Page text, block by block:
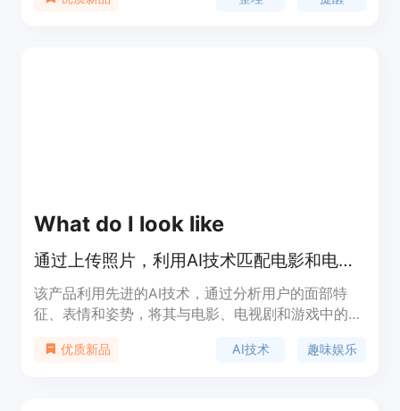
加有趣和轻松。该应用的主要优点在于其独特的提醒
What do I look like
通过上传照片，利用AI技术匹配电影和电视剧中的相似角色，体验趣味变脸服务。
该产品利用先进的AI技术，通过分析用户的面部特
征、表情和姿势，将其与电影、电视剧和游戏中的角
似的角色，并体验变脸功能，生成有趣的内容。该产
优质新品 AI技术 趣味娱乐